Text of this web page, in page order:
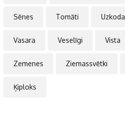
Sēnes Tomāti Uzkoda
Vasara Veselīgi Vista
Zemenes Ziemassvētki
Ķiploks